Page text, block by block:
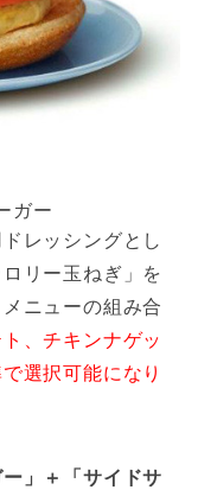
ガー
レッシングとし
リー玉ねぎ」を
ニューの組み合
、チキンナゲッ
選択可能になり
」＋「サイドサ